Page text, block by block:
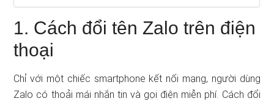
1. Cách đổi tên Zalo trên điện
thoại
Chỉ với một chiếc smartphone kết nối mạng, người dùng
Zalo có thoải mái nhắn tin và gọi điện miễn phí. Cách đổi